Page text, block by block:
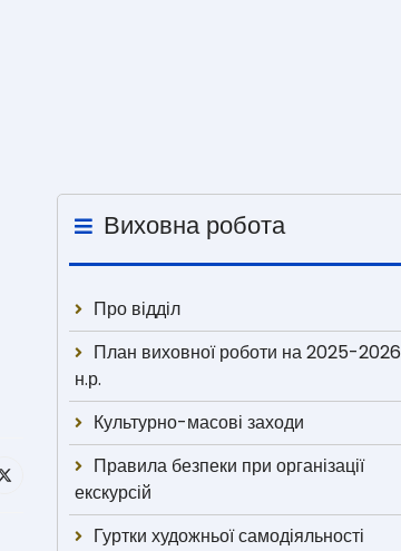
Виховна робота
Про відділ
План виховної роботи на 2025-2026
н.р.
Культурно-масові заходи
Правила безпеки при організації
екскурсій
Гуртки художньої самодіяльності